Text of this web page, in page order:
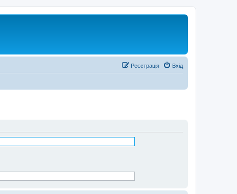
Вхід
Реєстрація